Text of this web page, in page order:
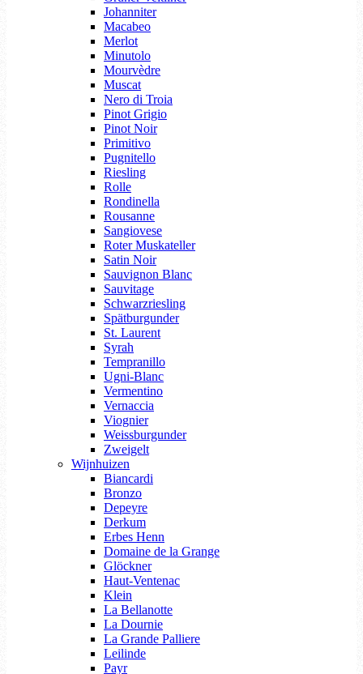
Johanniter
Macabeo
Merlot
Minutolo
Mourvèdre
Muscat
Nero di Troia
Pinot Grigio
Pinot Noir
Primitivo
Pugnitello
Riesling
Rolle
Rondinella
Rousanne
Sangiovese
Roter Muskateller
Satin Noir
Sauvignon Blanc
Sauvitage
Schwarzriesling
Spätburgunder
St. Laurent
Syrah
Tempranillo
Ugni-Blanc
Vermentino
Vernaccia
Viognier
Weissburgunder
Zweigelt
Wijnhuizen
Biancardi
Bronzo
Depeyre
Derkum
Erbes Henn
Domaine de la Grange
Glöckner
Haut-Ventenac
Klein
La Bellanotte
La Dournie
La Grande Palliere
Leilinde
Payr